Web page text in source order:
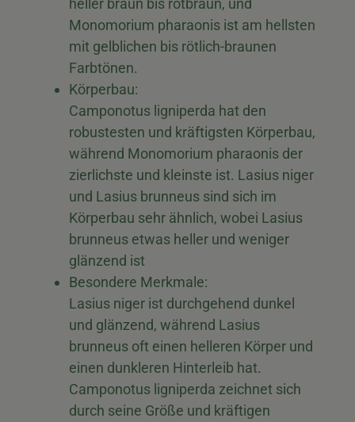
Monomorium pharaonis ist am hellsten
mit gelblichen bis rötlich-braunen
Farbtönen.
Körperbau:
Camponotus ligniperda hat den
robustesten und kräftigsten Körperbau,
während Monomorium pharaonis der
zierlichste und kleinste ist. Lasius niger
und Lasius brunneus sind sich im
Körperbau sehr ähnlich, wobei Lasius
brunneus etwas heller und weniger
glänzend ist
Besondere Merkmale:
Lasius niger ist durchgehend dunkel
und glänzend, während Lasius
brunneus oft einen helleren Körper und
einen dunkleren Hinterleib hat.
Camponotus ligniperda zeichnet sich
durch seine Größe und kräftigen